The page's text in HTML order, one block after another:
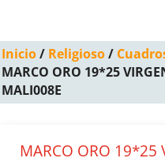
Inicio/ Religioso/
MARCO ORO 19*25
MALI008E
MARCO ORO 19*25